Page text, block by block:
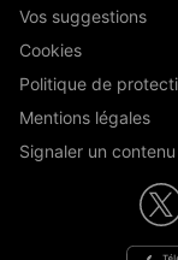
Vos suggestions
Cookies
Politique de
Mentions légales
Signaler un